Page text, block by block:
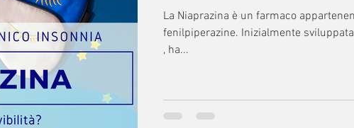
La Niaprazina è un farmaco appartenente alla classe delle
fenilpiperazine. Inizialmente
, ha...